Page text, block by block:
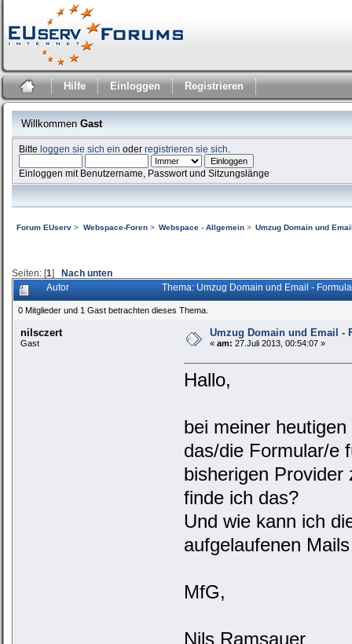
Hilfe Einloggen Registrieren
Willkommen Gast
Bitteloggen sie sich ein oderregistrieren sie sich
Einloggen mit Benutzername, Passwort und Sitzungslänge
Forum EUserv > Webspace-Foren> Webspace - Allgemein> Umzug Domain und
Seiten: [1] Nach unten
Autor Thema: Umzug Domain und Email -
0 Mitglieder und 1 Gast betrachten dieses Thema.
nilsczert
Gast
Umzug Domain und Email -
« am: 27.Juli 2013, 00:54:07 »
Hallo,
bei meiner
das/die Formular/e
bisherigen
finde ich das?
Und wie kann ich
aufgelaufenen
MfG,
Nils Ramsauer